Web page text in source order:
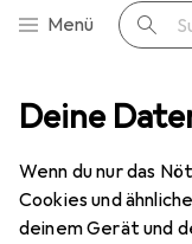
Deine
Wenn du nur das
Cookies und
deinem Gerät und
Navigation nach
Menü Suche
+ Pilates Sporthose